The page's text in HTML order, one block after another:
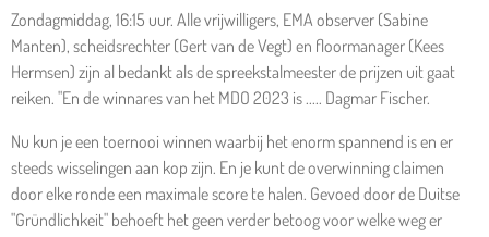
Zondagmiddag, 16:15 uur. Alle vrijwilligers, EMA observer (Sabine
Manten), scheidsrechter (Gert van de Vegt) en floormanager (Kees
Hermsen) zijn al bedankt als de spreekstalmeester de prijzen uit gaat
reiken. "En de winnares van het MDO 2023 is ..... Dagmar Fischer.
Nu kun je een toernooi winnen waarbij het enorm spannend is en er
steeds wisselingen aan kop zijn. En je kunt de overwinning claimen
door elke ronde een maximale score te halen. Gevoed door de Duitse
"Gründlichkeit" behoeft het geen verder betoog voor welke weg er